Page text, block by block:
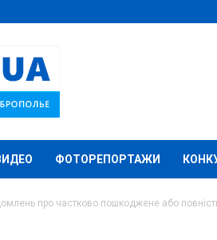
ФОТОРЕПОРТАЖИ
про частково пошкоджене або